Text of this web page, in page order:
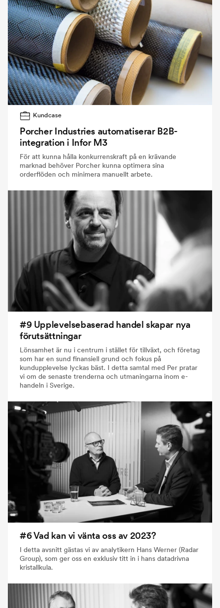
Kundcase
Porcher Industries automatiserar B2B-
integration i Infor M3
För att kunna hålla konkurrenskraft på en krävande
marknad behöver Porcher kunna optimera sina
orderflöden och minimera manuellt arbete.
#9 Upplevelsebaserad handel skapar nya
förutsättningar
Lönsamhet är nu i centrum i stället för tillväxt, och företag
som har en sund finansiell grund och fokus på
kundupplevelse lyckas bäst. I detta samtal med Per pratar
vi om de senaste trenderna och utmaningarna inom e-
handeln i Sverige.
#6 Vad kan vi vänta oss av 2023?
I detta avsnitt gästas vi av analytikern Hans Werner (Radar
Group), som ger oss en exklusiv titt in i hans datadrivna
kristallkula.